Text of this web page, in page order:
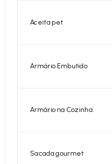
Aceita pet
Armário Embutido
Armário na Cozinha
Sacada gourmet